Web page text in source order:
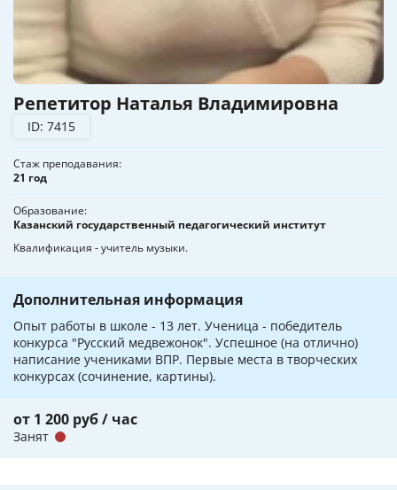
Репетитор Наталья Владимировна
ID: 7415
Стаж преподавания
21 год
Образование
Казанский государственный педагогический институт
Квалификация - учитель музыки.
Дополнительная информация
Опыт работы в школе - 13 лет. Ученица - победитель
конкурса "Русский медвежонок". Успешное (на отлично)
написание учениками ВПР. Первые места в творческих
конкурсах (сочинение, картины).
от 1 200 руб / час
Занят